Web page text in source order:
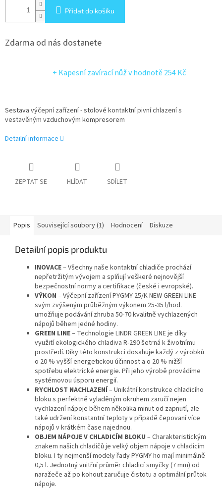
Přidat do košíku
Zdarma od nás dostanete
+ Kapesní zavírací nůžv hodnotě 254 Kč
Sestava výčepní zařízení - stolové kontaktní pivní chlazení s
vestavěným vzduchovým kompresorem
Detailní informace
ZEPTAT SE HLÍDAT SDÍLET
Popis Související soubory (1) Hodnocení Diskuze
Detailní popis produktu
INOVACE– Všechny naše kontaktní chladiče prochází
nepřetržitým vývojem a splňují veškeré nejnovější
bezpečnostní normy a certifikace (české i evropské).
VÝKON – Výčepní zařízení PYGMY 25/K NEW GREEN LINE
svým zvýšeným průběžným výkonem 25-35 l/hod.
umožňuje podávání zhruba 50-70 kvalitně vychlazených
nápojů během jedné hodiny.
GREEN LINE– Technologie LINDR GREEN LINE je díky
využití ekologického chladiva R-290 šetrná k životnímu
prostředí. Díky této konstrukci dosahuje každý z výrobků
o 20 % vyšší energetickou účinnost a o 20 % nižší
spotřebu elektrické energie. Při jeho výrobě provádíme
systémovou úsporu energií.
RYCHLOST NACHLAZENÍ– Unikátní konstrukce chladicího
bloku s perfektně vyladěným okruhem zaručí nejen
vychlazení nápoje během několika minut od zapnutí, ale
také udržení konstantní teploty v případě čepovaní více
nápojů v krátkém čase najednou.
OBJEM NÁPOJE V CHLADICÍM BLOKU – Charakteristickým
znakem našich chladičů je velký objem nápoje v chladicím
bloku. I ty nejmenší modely řady PYGMY ho mají minimálně
0,5 l. Jednotný vnitřní průměr chladicí smyčky (7 mm) od
naražeče až po kohout zaručuje čistotu a optimální průtok
nápoje.